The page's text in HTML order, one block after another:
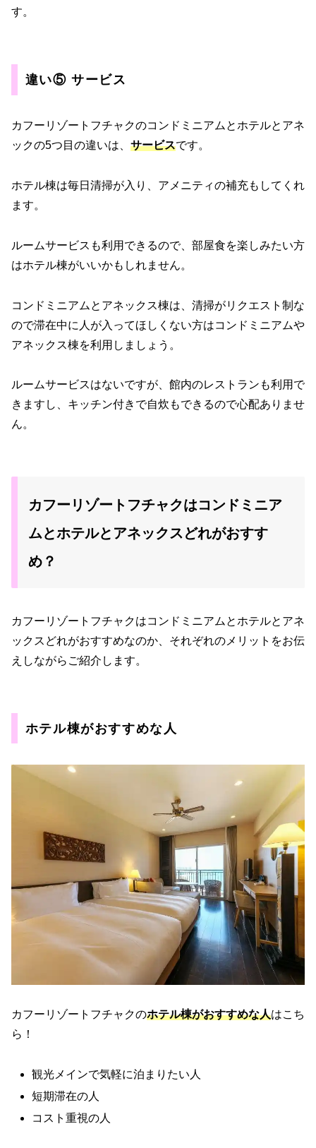
す。
違い⑤ サービス
カフーリゾートフチャクのコンドミニアムとホテルとアネ
ックの5つ目の違いは、 サービスです。
ホテル棟は毎日清掃が入り、アメニティの補充もしてくれ
ます。
ルームサービスも利用できるので、部屋食を楽しみたい方
はホテル棟がいいかもしれません。
コンドミニアムとアネックス棟は、清掃がリクエスト制な
ので滞在中に人が入ってほしくない方はコンドミニアムや
アネックス棟を利用しましょう。
ルームサービスはないですが、館内のレストランも利用で
きますし、キッチン付きで自炊もできるので心配ありませ
ん。
カフーリゾートフチャクはコンドミニア
ムとホテルとアネックスどれがおすす
め？
カフーリゾートフチャクはコンドミニアムとホテルとアネ
ックスどれがおすすめなのか、それぞれのメリットをお伝
えしながらご紹介します。
ホテル棟がおすすめな人
カフーリゾートフチャクのホテル棟がおすすめな人はこち
ら！
観光メインで気軽に泊まりたい人
短期滞在の人
コスト重視の人